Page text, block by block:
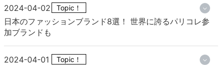
2024-04-02 Topic！
日本のファッションブランド8選！ 世界に誇るパリコレ参
加ブランドも
2024-04-01 Topic！